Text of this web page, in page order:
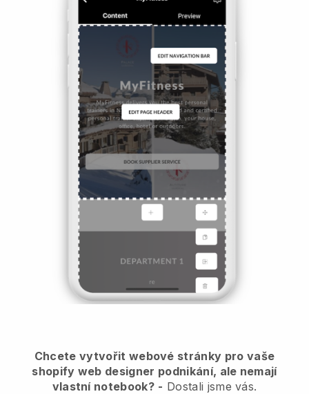
Chcete vytvořit webové stránky pro vaše
shopify web designer podnikání, ale nemají
vlastní notebook? - Dostali jsme vás.